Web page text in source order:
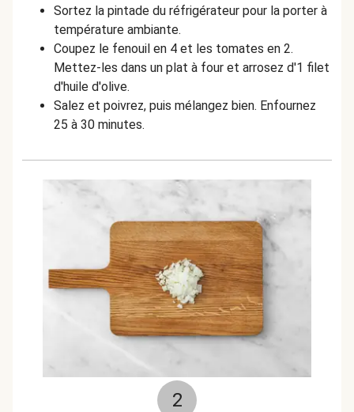
Sortez la pintade du réfrigérateur pour la porter à
température ambiante.
Coupez le fenouil en 4 et les tomates en 2.
Mettez-les dans un plat à four et arrosez d'1 filet
d'huile d'olive.
Salez et poivrez, puis mélangez bien. Enfournez
25 à 30 minutes.
2